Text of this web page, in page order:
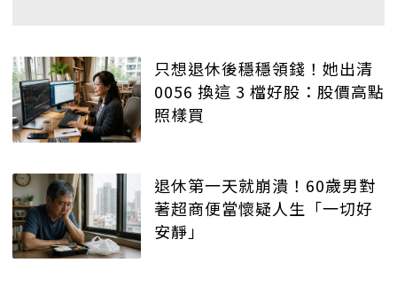
只想退休後穩穩領錢！她出清
0056 換這 3 檔好股：股價高點
照樣買
退休第一天就崩潰！60歲男對
著超商便當懷疑人生「一切好
安靜」